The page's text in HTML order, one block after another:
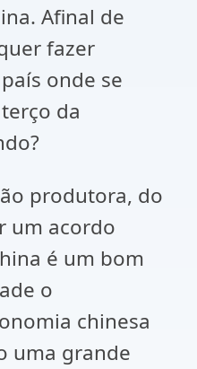
Afinal de
fazer
onde se
da
produtora, do
um acordo
é um bom
o
chinesa
uma grande